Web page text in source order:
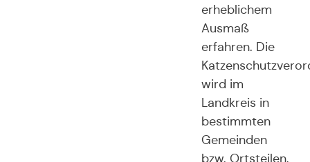
erheblichem
Ausmaß
erfahren. Die
wird im
Landkreis in
bestimmten
Gemeinden
bzw. Ortsteilen,